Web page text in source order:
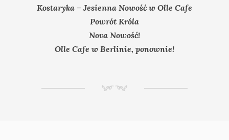
Kostaryka – Jesienna Nowość w Olle Cafe
Powrót Króla
Nova Nowość!
Olle Cafe w Berlinie, ponownie!
NM